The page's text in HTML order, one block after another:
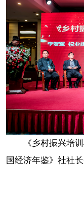
《乡村振兴培
国经济年鉴》社社